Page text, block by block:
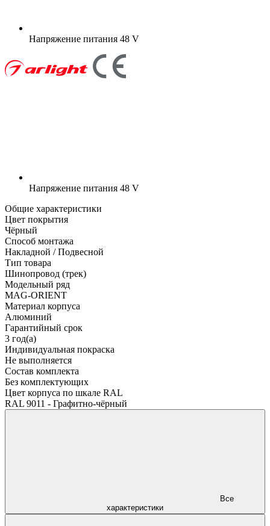
Напряжение питания 48 V
Напряжение питания 48 V
Общие характеристики
Цвет покрытия
Чёрный
Способ монтажа
Накладной / Подвесной
Тип товара
Шинопровод (трек)
Модельный ряд
MAG-ORIENT
Материал корпуса
Алюминий
Гарантийный срок
3 год(а)
Индивидуальная покраска
Не выполняется
Состав комплекта
Без комплектующих
Цвет корпуса по шкале RAL
RAL 9011 - Графитно-чёрный
характеристики